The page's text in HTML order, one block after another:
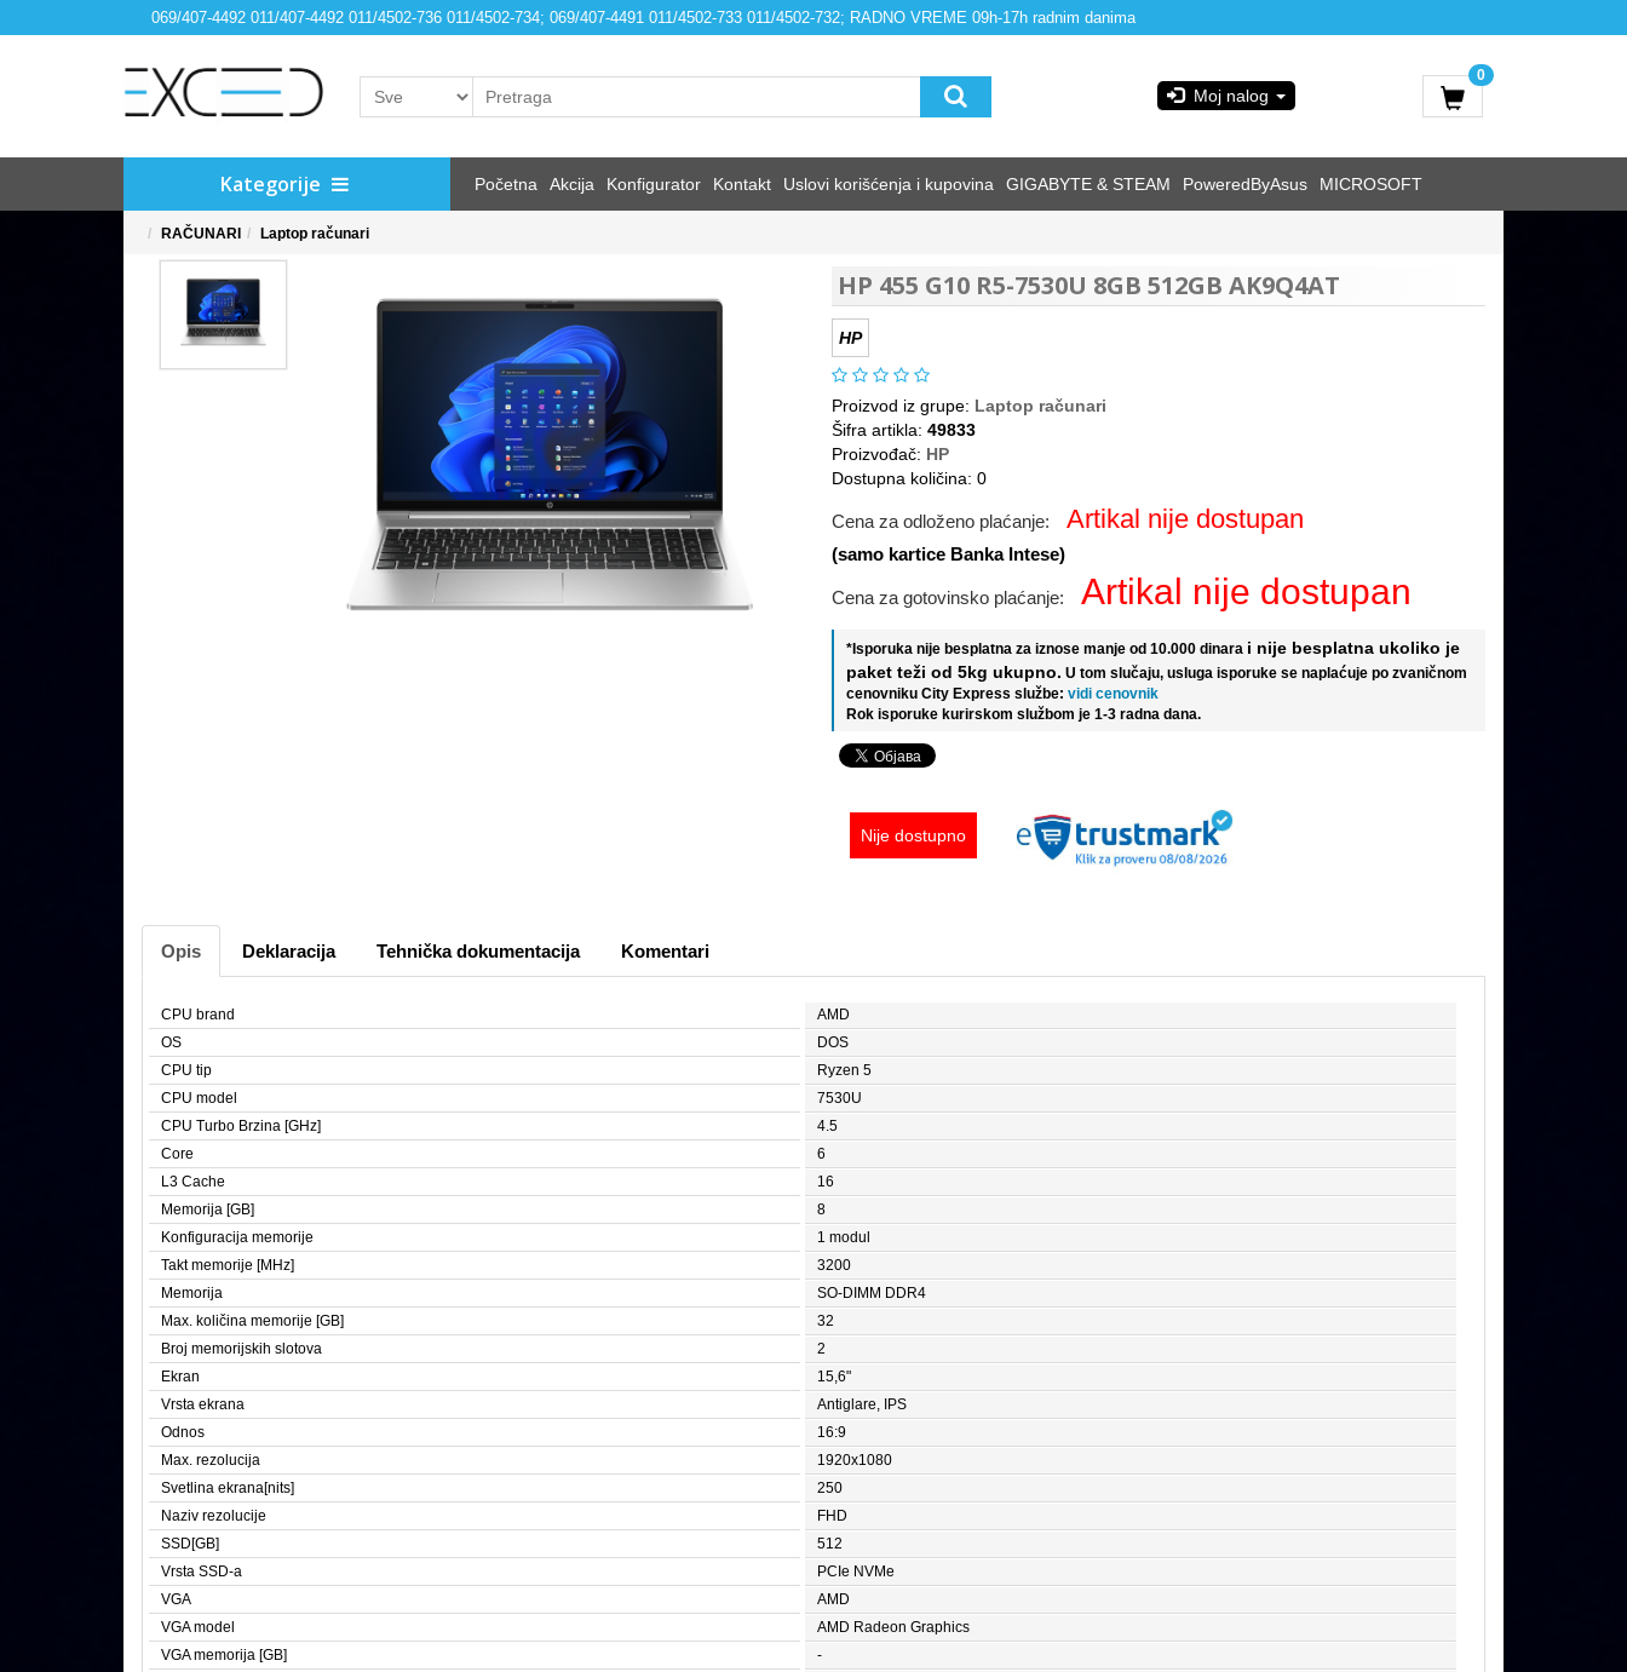
069/407-4492 011/407-4492 011/4502-736 011/4502-734; 069/407-4491 011/4502-733 011/4502-732; RADNO VREME 09h-17h radnim danima
Moj nalog
0
Kategorije Početna Akcija Konfigurator Kontakt Uslovi korišćenja i kupovina GIGABYTE & STEAM PoweredByAsus MICROSOFT
RAČUNARI Laptop računari
HP 455 G10 R5-7530U 8GB 512GB AK9Q4AT
HP
Proizvod iz grupe: Laptop računari
Šifra artikla: 49833
Proizvođač: HP
Dostupna količina: 0
Cena za odloženo plaćanje: Artikal nije dostupan
(samo kartice Banka Intese)
Cena za gotovinsko plaćanje: Artikal nije dostupan
*Isporuka nije besplatna za iznose manje od 10.000 dinara i nije besplatna ukoliko je
paket teži od 5kg ukupno. U tom slučaju, usluga isporuke se naplaćuje po zvaničnom
cenovniku City Express službe: vidi cenovnik
Rok isporuke kurirskom službom je 1-3 radna dana.
Nije dostupno
Opis Deklaracija Tehnička dokumentacija Komentari
CPU brand
AMD
OS
DOS
CPU tip
Ryzen 5
CPU model
7530U
CPU Turbo Brzina [GHz]
4.5
Core
6
L3 Cache
16
Memorija [GB]
8
Konfiguracija memorije
1 modul
Takt memorije [MHz]
3200
Memorija
SO-DIMM DDR4
Max. količina memorije [GB]
32
Broj memorijskih slotova
2
Ekran
15,6"
Vrsta ekrana
Antiglare, IPS
Odnos
16:9
Max. rezolucija
1920x1080
Svetlina ekrana[nits]
250
Naziv rezolucije
FHD
SSD[GB]
512
Vrsta SSD-a
PCIe NVMe
VGA
AMD
VGA model
AMD Radeon Graphics
VGA memorija [GB]
-